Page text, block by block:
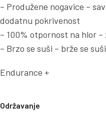
– Produžene nogavice –
dodatnu pokrivenost
– 100% otpornost na hlor
– Brzo se suši – brže se
Endurance +
Održavanje